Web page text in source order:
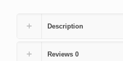
Новиков
9462)
Description
Reviews 0